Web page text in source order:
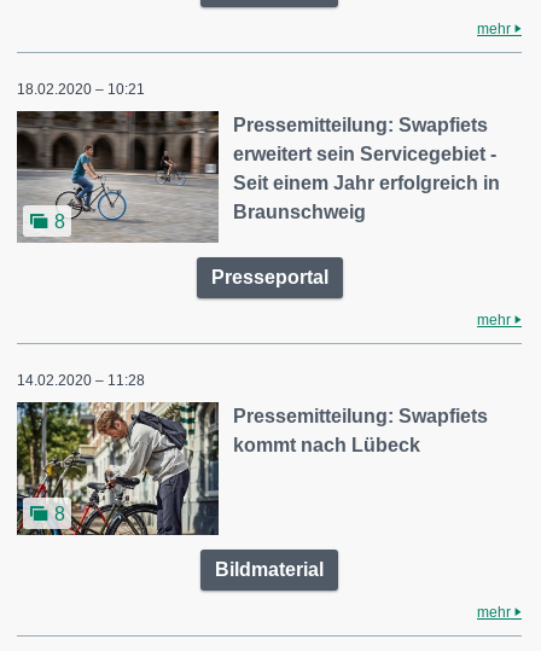
mehr
18.02.2020 – 10:21
8
Pressemitteilung: Swapfiets
erweitert sein Servicegebiet -
Seit einem Jahr erfolgreich in
Braunschweig
Presseportal
mehr
14.02.2020 – 11:28
8
Pressemitteilung: Swapfiets
kommt nach Lübeck
Bildmaterial
mehr